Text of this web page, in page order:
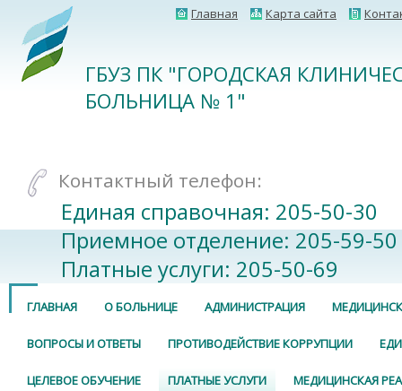
Главная Карта сайта
ГБУЗ ПК "ГОРОДСКАЯ
БОЛЬНИЦА № 1"
Контактный телефон:
Единая справочная: 205-50-30
Приемное отделение: 205-59-50
Платные услуги: 205-50-69
ГЛАВНАЯ О БОЛЬНИЦЕ АДМИНИСТРАЦИЯ
ВОПРОСЫ И ОТВЕТЫ ПРОТИВОДЕЙСТВИЕ КОРРУПЦИИ
ЦЕЛЕВОЕ ОБУЧЕНИЕ ПЛАТНЫЕ УСЛУГИ МЕДИЦИНСКАЯ